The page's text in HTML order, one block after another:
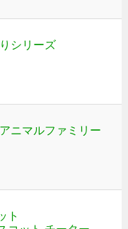
シリーズ
ニマルファミリー
ト